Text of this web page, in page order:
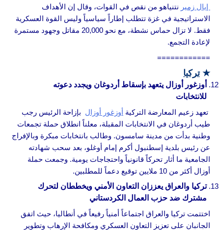
إيال زمير نتنياهو من نقص في القوات، وقال إن الأهداف
الاستراتيجية في غزة تتطلب إطاراً سياسياً وليس القوة العسكرية
فقط. لا تزال حماس نشطة، مع نحو 20,000 مقاتل وجهود مستمرة
لإعادة التجمع.
============
★تركيا
أوزغور أوزال يتعهد بإسقاط أردوغان ويجدد دعوته
للانتخابات
تعهد زعيم المعارضة التركية أوزغور أوزال بإزاحة الرئيس رجب
طيب أردوغان في الانتخابات المقبلة، معلناً انطلاق حملة تجمعات
وطنية بدأت من مدينة سامسون. وطالب بانتخابات مبكرة وبالإفراج
عن رئيس بلدية إسطنبول أكرم إمام أوغلو، بعد سحب شهادته
الجامعية ما أثار تحركاً قانونياً واحتجاجات يومية. وجمعت حملة
أوزال أكثر من 10 ملايين توقيع دعماً للمطلبين.
تركيا والعراق يعززان التعاون الأمني ويخططان لتحرك
مشترك ضد حزب العمال الكردستاني
اختتمت تركيا والعراق اجتماعاً أمنياً رفيعاً في أنطاليا، حيث اتفق
الجانبان على تعزيز التعاون العسكري ومكافحة الإرهاب وتطوير